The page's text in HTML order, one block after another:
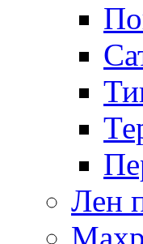
Лен